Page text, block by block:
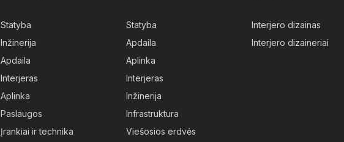
Statyba
Inžinerija
Apdaila
Interjeras
Aplinka
Paslaugos
Įrankiai ir technika
Statyba
Apdaila
Aplinka
Interjeras
Inžinerija
Infrastruktura
Viešosios erdvės
Interjero dizainas
Interjero dizaineriai